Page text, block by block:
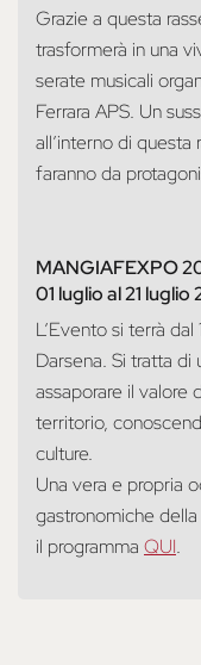
Grazie a questa
trasformerà in una
serate musicali
Ferrara APS. Un
all’interno di questa
faranno da
MANGIAFEXPO
01 luglioal 21 luglio
L’Evento si terrà
Darsena. Si tratta di
assaporare il valore
territorio,
culture.
Una vera e propria
gastronomiche
il programma QUI.